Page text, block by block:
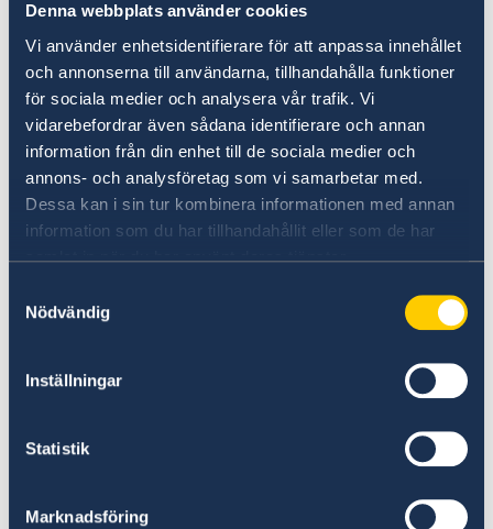
Denna webbplats använder cookies
Vi använder enhetsidentifierare för att anpassa innehållet
och annonserna till användarna, tillhandahålla funktioner
för sociala medier och analysera vår trafik. Vi
vidarebefordrar även sådana identifierare och annan
information från din enhet till de sociala medier och
annons- och analysföretag som vi samarbetar med.
Dessa kan i sin tur kombinera informationen med annan
information som du har tillhandahållit eller som de har
samlat in när du har använt deras tjänster.
Nödvändig
Inställningar
Statistik
Marknadsföring
Notarius publicus
Levnadsintyg eller intyg kopplade till
bankärenden eller andra syften (så kallade
No Objection Certificate, NOC)
Autentisering av svenska officiella
dokument
Vigsel, inklusive hindersprövning och
äktenskapscertifikat (generalkonsulatet
har ingen vigselrätt)
Ansökningar om tillstånd att utfärda
svenska läkarintyg för sjömän
I dessa ärenden hänvisar konsulatet i första
hand till annan svensk utlandsmyndighet i
regionen (t.ex. ambassaden i New Delhi) och i
andra hand till Utrikesdepartementet i